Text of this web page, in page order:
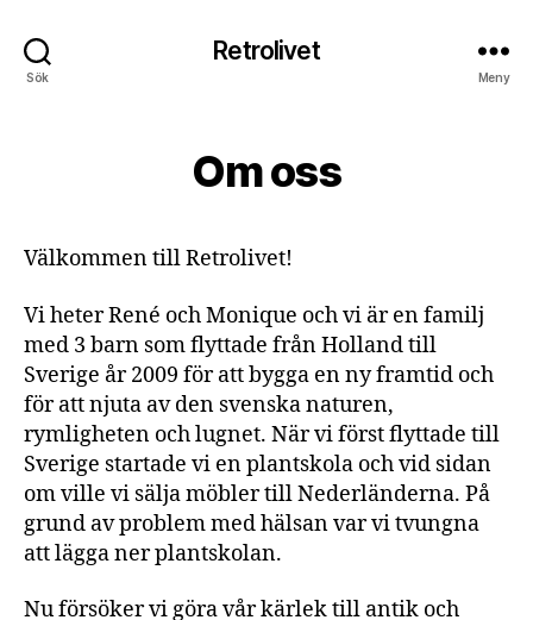
Sök
Retrolivet
Meny
Om oss
Välkommen till Retrolivet!
Vi heter René och Monique och vi är en familj
med 3 barn som flyttade från Holland till
Sverige år 2009 för att bygga en ny framtid och
för att njuta av den svenska naturen,
rymligheten och lugnet. När vi först flyttade till
Sverige startade vi en plantskola och vid sidan
om ville vi sälja möbler till Nederländerna. På
grund av problem med hälsan var vi tvungna
att lägga ner plantskolan.
Nu försöker vi göra vår kärlek till antik och